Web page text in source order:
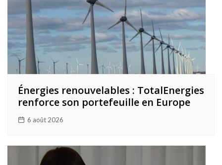
Énergies renouvelables : TotalEnergies
renforce son portefeuille en Europe
6 août 2026